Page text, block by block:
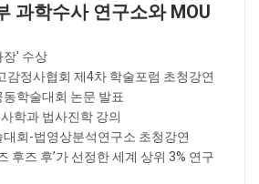
과학수사 연구소와 MOU
장' 수상
감정사협회 제4차 학술포럼 초청강연
학술대회 논문 발표
학과 법사진학 강의
회-법영상분석연구소 초청강연
후즈 후’가 선정한 세계 상위 3% 연구